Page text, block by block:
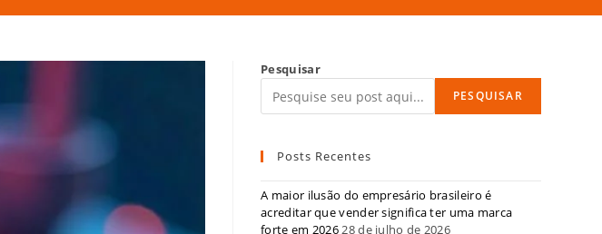
Pesquisar
PESQUISAR
Posts Recentes
A maior ilusão do empresário brasileiro é
acreditar que vender significa ter uma marca
forte em 202628 de julho de 2026